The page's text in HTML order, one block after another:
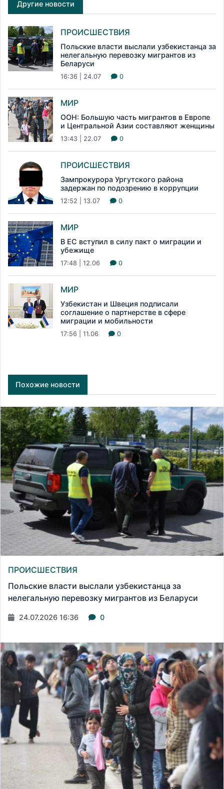
Другие новости
ПРОИСШЕСТВИЯ
Польские власти выслали узбекистанца за
нелегальную перевозку мигрантов из
Беларуси
16:36 | 24.07 0
МИР
ООН: Большую часть мигрантов в Европе
и Центральной Азии составляют женщины
13:43 | 22.07 0
ПРОИСШЕСТВИЯ
Зампрокурора Ургутского района
задержан по подозрению в коррупции
12:52 | 13.07 0
МИР
В ЕС вступил в силу пакт о миграции и
убежище
17:48 | 12.06 0
МИР
Узбекистан и Швеция подписали
соглашение о партнерстве в сфере
миграции и мобильности
17:56 | 11.06 0
Похожие новости
ПРОИСШЕСТВИЯ
Польские власти выслали узбекистанца за
нелегальную перевозку мигрантов из Беларуси
24.07.2026 16:36 0